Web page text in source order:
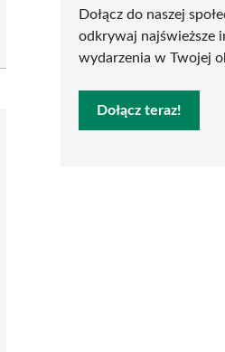
Dołącz do naszej
odkrywaj najświeższe
wydarzenia w Twojej
Dołącz teraz!